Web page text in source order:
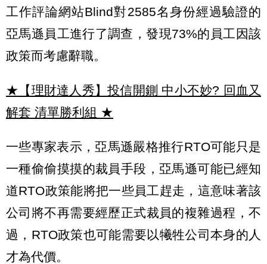
工作評論網站Blind對2585名身份經過驗證的
亞馬遜員工進行了調查，發現73%的員工因該
政策而考慮辭職。
★【理財達人秀】投信開鍘 中小不妙? 回血又
解套 清單勝利組 ★
一些專家表示，亞馬遜嚴格推行RTO可能只是
一種偷偷摸摸的裁員手段，亞馬遜可能已經知
道RTO政策能將把一些員工趕走，這意味著該
公司將不再需要經歷正式裁員的複雜過程，不
過，RTO政策也可能需要以犧牲公司本身的人
才為代價。